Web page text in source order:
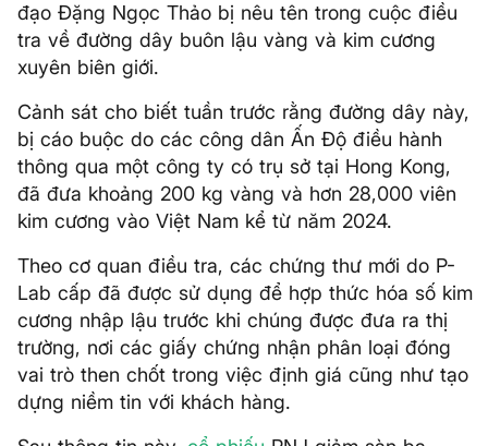
đạo Đặng Ngọc Thảo bị nêu tên trong cuộc điều
tra về đường dây buôn lậu vàng và kim cương
xuyên biên giới.
Cảnh sát cho biết tuần trước rằng đường dây này,
bị cáo buộc do các công dân Ấn Độ điều hành
thông qua một công ty có trụ sở tại Hong Kong,
đã đưa khoảng 200 kg vàng và hơn 28,000 viên
kim cương vào Việt Nam kể từ năm 2024.
Theo cơ quan điều tra, các chứng thư mới do P-
Lab cấp đã được sử dụng để hợp thức hóa số kim
cương nhập lậu trước khi chúng được đưa ra thị
trường, nơi các giấy chứng nhận phân loại đóng
vai trò then chốt trong việc định giá cũng như tạo
dựng niềm tin với khách hàng.